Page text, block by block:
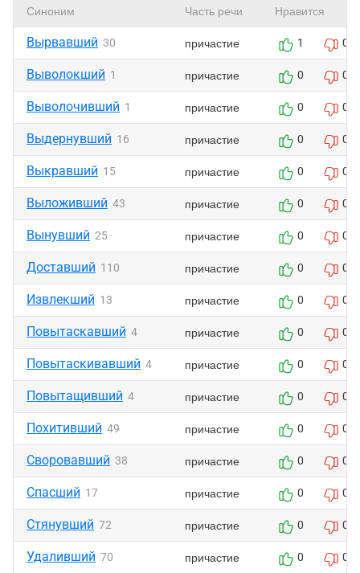
Синоним Часть речи Нравится
Вырвавший 30 причастие 1 0
Выволокший 1 причастие 0 0
Выволочивший 1 причастие 0 0
Выдернувший 16 причастие 0 0
Выкравший 15 причастие 0 0
Выложивший 43 причастие 0 0
Вынувший 25 причастие 0 0
Доставший 110 причастие 0 0
Извлекший 13 причастие 0 0
Повытаскавший 4 причастие 0 0
Повытаскивавший 4 причастие 0 0
Повытащивший 4 причастие 0 0
Похитивший 49 причастие 0 0
Своровавший 38 причастие 0 0
Спасший 17 причастие 0 0
Стянувший 72 причастие 0 0
Удаливший 70 причастие 0 0